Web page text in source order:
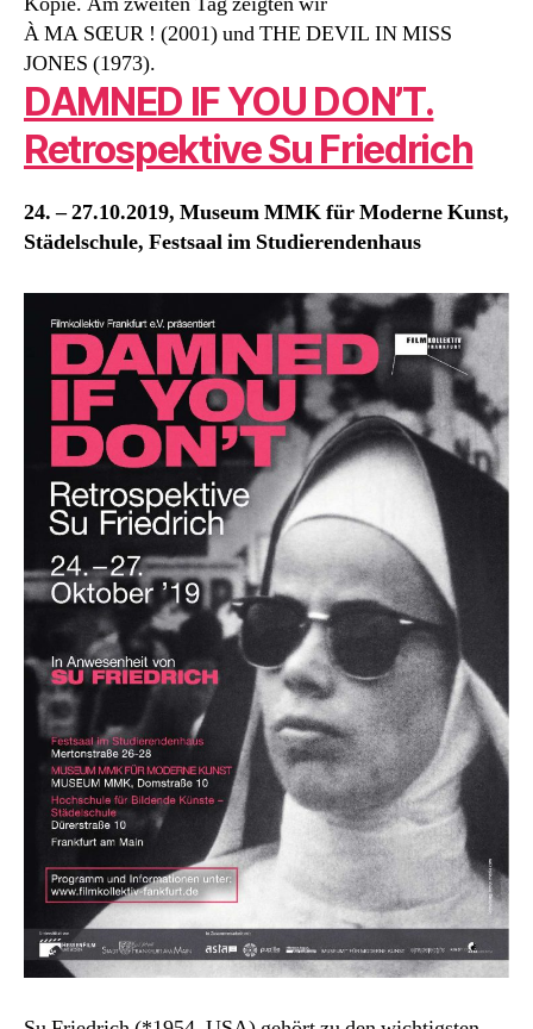
À MA SŒUR ! (2001) und THE DEVIL IN MISS
JONES (1973).
DAMNED IF YOU DON’T.
Retrospektive Su Friedrich
24. – 27.10.2019, Museum MMK für Moderne Kunst,
Städelschule, Festsaal im Studierendenhaus